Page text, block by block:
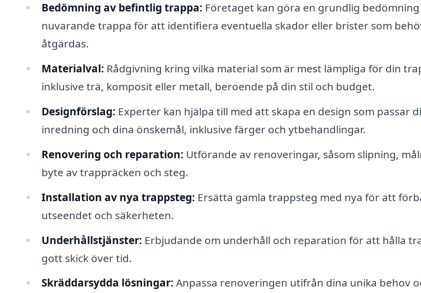
Bedömning av befintlig trappa: Företaget kan göra en grundlig
nuvarande trappa för att identifiera eventuella skador eller brister som
åtgärdas.
Materialval: Rådgivning kring vilka material som är mest lämpliga för din
inklusive trä, komposit eller metall, beroende på din stil och budget.
Designförslag: Experter kan hjälpa till med att skapa en design som passar
inredning och dina önskemål, inklusive färger och ytbehandlingar.
Renovering och reparation: Utförande av renoveringar, såsom slipning,
byte av trappräcken och steg.
Installation av nya trappsteg: Ersätta gamla trappsteg med nya för att
utseendet och säkerheten.
Underhållstjänster: Erbjudande om underhåll och reparation för att hålla
gott skick över tid.
Skräddarsydda lösningar: Anpassa renoveringen utifrån dina unika behov